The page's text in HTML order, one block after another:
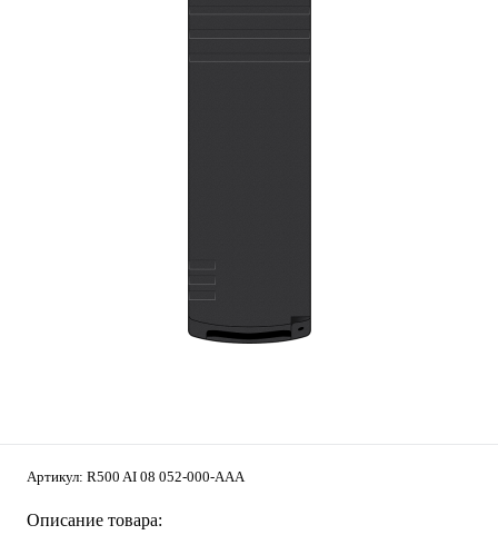
Артикул: R500 AI 08 052-000-AAA
Описание товара: